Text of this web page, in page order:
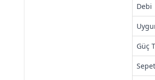
Debi
Güç
Sepet